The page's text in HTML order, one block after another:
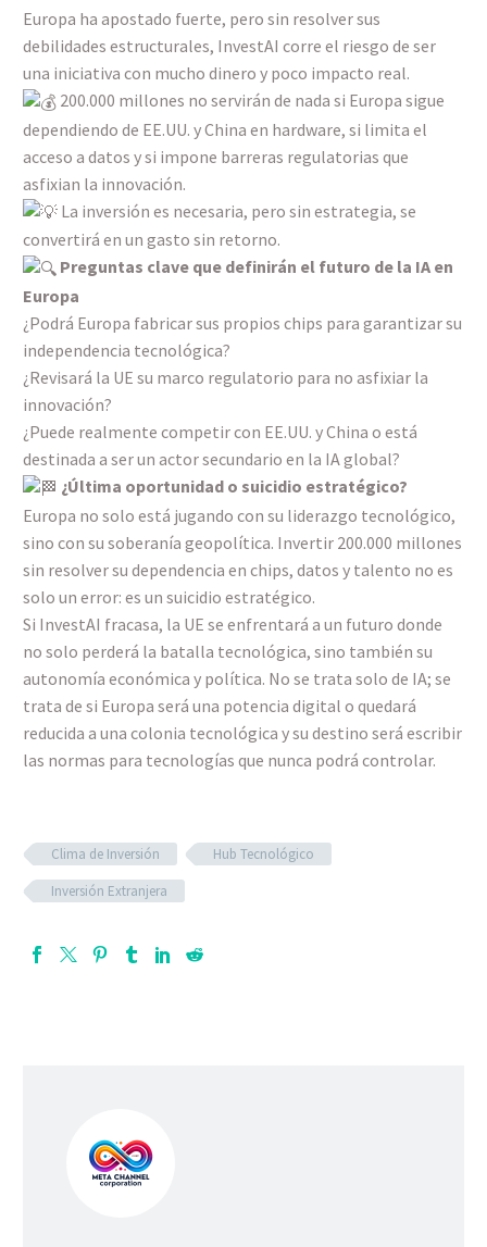
Europa ha apostado fuerte, pero sin resolver sus
debilidades estructurales, InvestAI corre el riesgo de ser
una iniciativa con mucho dinero y poco impacto real.
200.000 millones no servirán de nada si Europa sigue
dependiendo de EE.UU. y China en hardware, si limita el
acceso a datos y si impone barreras regulatorias que
asfixian la innovación.
La inversión es necesaria, pero sin estrategia, se
convertirá en un gasto sin retorno.
Preguntas clave que definirán el futuro de la IA en
Europa
¿Podrá Europa fabricar sus propios chips para garantizar su
independencia tecnológica?
¿Revisará la UE su marco regulatorio para no asfixiar la
innovación?
¿Puede realmente competir con EE.UU. y China o está
destinada a ser un actor secundario en la IA global?
¿Última oportunidad o suicidio estratégico?
Europa no solo está jugando con su liderazgo tecnológico,
sino con su soberanía geopolítica. Invertir 200.000 millones
sin resolver su dependencia en chips, datos y talento no es
solo un error: es un suicidio estratégico.
Si InvestAI fracasa, la UE se enfrentará a un futuro donde
no solo perderá la batalla tecnológica, sino también su
autonomía económica y política. No se trata solo de IA; se
trata de si Europa será una potencia digital o quedará
reducida a una colonia tecnológica y su destino será escribir
las normas para tecnologías que nunca podrá controlar.
Clima de Inversión
Hub Tecnológico
Inversión Extranjera